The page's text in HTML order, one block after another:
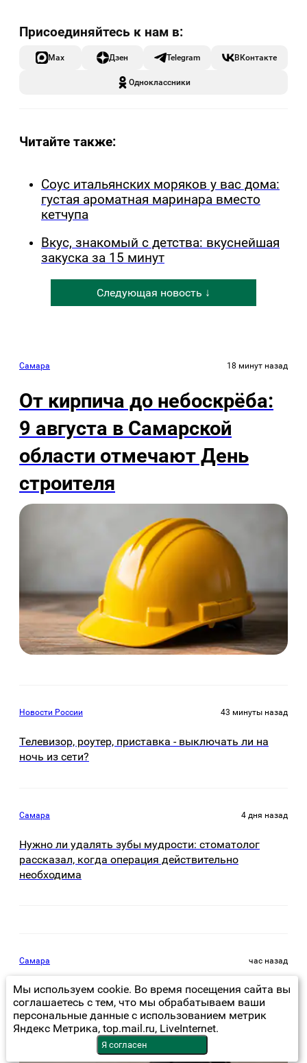
Max Дзен Telegram ВКонтакте
Одноклассники
Читайте также:
Соус итальянских моряков у вас дома:
густая ароматная маринара вместо
кетчупа
Вкус, знакомый с детства: вкуснейшая
закуска за 15 минут
Следующая новость ↓
Самара 18 минут назад
От кирпича до небоскрёба:
9 августа в Самарской
области отмечают День
строителя
Новости России 43 минуты назад
Телевизор, роутер, приставка - выключать ли на
ночь из сети?
Самара 4 дня назад
Нужно ли удалять зубы мудрости: стоматолог
рассказал, когда операция действительно
необходима
Самара час назад
8 августа в Самаре косят траву на 20 улицах
Мы используем cookie. Во время посещения сайта вы
соглашаетесь с тем, что мы обрабатываем ваши
персональные данные с использованием метрик
Яндекс Метрика, top.mail.ru, LiveInternet.
Я согласен